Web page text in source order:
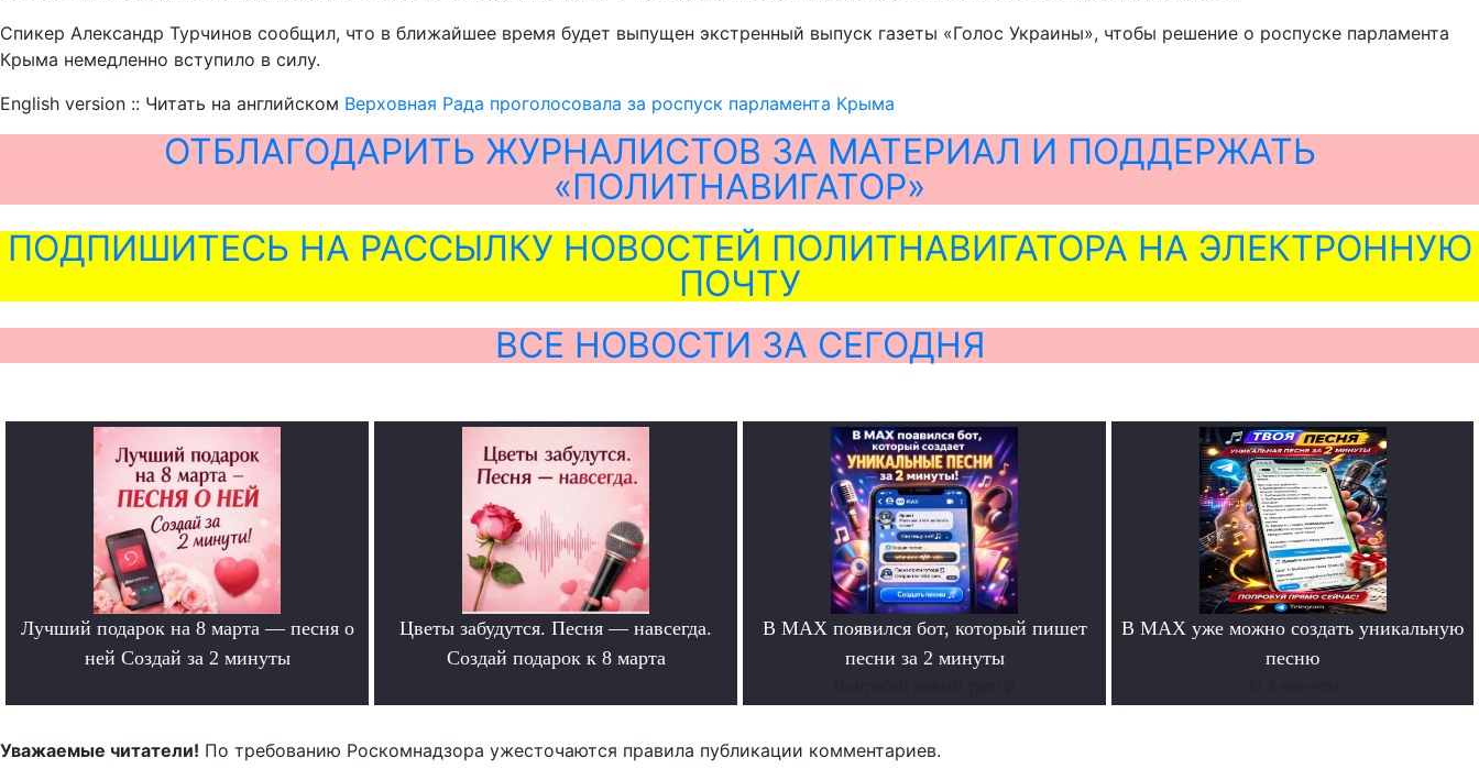
Спикер Александр Турчинов сообщил, что в ближайшее время будет выпущен экстренный выпуск газеты «Голос Украины», чтобы решение о роспуске парламента
Крыма немедленно вступило в силу.
English version :: Читать на английском Верховная Рада проголосовала за роспуск парламента Крыма
ОТБЛАГОДАРИТЬ ЖУРНАЛИСТОВ ЗА МАТЕРИАЛ И ПОДДЕРЖАТЬ
«ПОЛИТНАВИГАТОР»
ПОДПИШИТЕСЬ НА РАССЫЛКУ НОВОСТЕЙ ПОЛИТНАВИГАТОРА НА ЭЛЕКТРОННУЮ
ПОЧТУ
ВСЕ НОВОСТИ ЗА СЕГОДНЯ
Лучший подарок на 8 марта — песня о
ней Создай за 2 минуты
Цветы забудутся. Песня — навсегда.
Создай подарок к 8 марта
В MAX появился бот, который пишет
песни за 2 минуты
В MAX уже можно создать уникальную
песню
Уважаемые читатели! По требованию Роскомнадзора ужесточаются правила публикации комментариев.